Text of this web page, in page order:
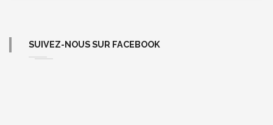
SUIVEZ-NOUS SUR FACEBOOK